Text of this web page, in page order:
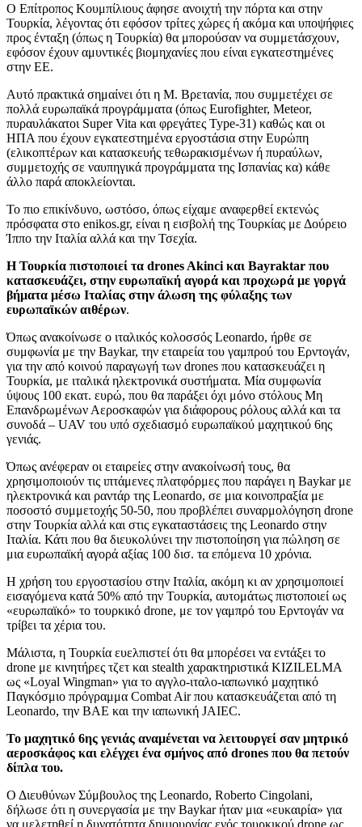
Ο Επίτροπος Κουμπίλιους άφησε ανοιχτή την πόρτα και στην
Τουρκία, λέγοντας ότι εφόσον τρίτες χώρες ή ακόμα και υποψήφιες
προς ένταξη (όπως η Τουρκία) θα μπορούσαν να συμμετάσχουν,
εφόσον έχουν αμυντικές βιομηχανίες που είναι εγκατεστημένες
στην ΕΕ.
Αυτό πρακτικά σημαίνει ότι η Μ. Βρετανία, που συμμετέχει σε
πολλά ευρωπαϊκά προγράμματα (όπως Eurofighter, Meteor,
πυραυλάκατοι Super Vita και φρεγάτες Type-31) καθώς και οι
ΗΠΑ που έχουν εγκατεστημένα εργοστάσια στην Ευρώπη
(ελικοπτέρων και κατασκευής τεθωρακισμένων ή πυραύλων,
συμμετοχής σε ναυπηγικά προγράμματα της Ισπανίας κα) κάθε
άλλο παρά αποκλείονται.
Το πιο επικίνδυνο, ωστόσο, όπως είχαμε αναφερθεί εκτενώς
πρόσφατα στο enikos.gr, είναι η εισβολή της Τουρκίας με Δούρειο
Ίππο την Ιταλία αλλά και την Τσεχία.
Η Τουρκία πιστοποιεί τα drones Akinci και Bayraktar που
κατασκευάζει, στην ευρωπαϊκή αγορά και προχωρά με γοργά
βήματα μέσω Ιταλίας στην άλωση της φύλαξης των
ευρωπαϊκών αιθέρων.
Όπως ανακοίνωσε ο ιταλικός κολοσσός Leonardo, ήρθε σε
συμφωνία με την Baykar, την εταιρεία του γαμπρού του Ερντογάν,
για την από κοινού παραγωγή των drones που κατασκευάζει η
Τουρκία, με ιταλικά ηλεκτρονικά συστήματα. Μία συμφωνία
ύψους 100 εκατ. ευρώ, που θα παράξει όχι μόνο στόλους Μη
Επανδρωμένων Αεροσκαφών για διάφορους ρόλους αλλά και τα
συνοδά – UAV του υπό σχεδιασμό ευρωπαϊκού μαχητικού 6ης
γενιάς.
Όπως ανέφεραν οι εταιρείες στην ανακοίνωσή τους, θα
χρησιμοποιούν τις ιπτάμενες πλατφόρμες που παράγει η Baykar με
ηλεκτρονικά και ραντάρ της Leonardo, σε μια κοινοπραξία με
ποσοστό συμμετοχής 50-50, που προβλέπει συναρμολόγηση drone
στην Τουρκία αλλά και στις εγκαταστάσεις της Leonardo στην
Ιταλία. Κάτι που θα διευκολύνει την πιστοποίηση για πώληση σε
μια ευρωπαϊκή αγορά αξίας 100 δισ. τα επόμενα 10 χρόνια.
Η χρήση του εργοστασίου στην Ιταλία, ακόμη κι αν χρησιμοποιεί
εισαγόμενα κατά 50% από την Τουρκία, αυτομάτως πιστοποιεί ως
«ευρωπαϊκό» το τουρκικό drone, με τον γαμπρό του Ερντογάν να
τρίβει τα χέρια του.
Μάλιστα, η Τουρκία ευελπιστεί ότι θα μπορέσει να εντάξει το
drone με κινητήρες τζετ και stealth χαρακτηριστικά KIZILELMA
ως «Loyal Wingman» για το αγγλο-ιταλο-ιαπωνικό μαχητικό
Παγκόσμιο πρόγραμμα Combat Air που κατασκευάζεται από τη
Leonardo, την BAE και την ιαπωνική JAIEC.
Το μαχητικό 6ης γενιάς αναμένεται να λειτουργεί σαν μητρικό
αεροσκάφος και ελέγχει ένα σμήνος από drones που θα πετούν
δίπλα του.
Ο Διευθύνων Σύμβουλος της Leonardo, Roberto Cingolani,
δήλωσε ότι η συνεργασία με την Baykar ήταν μια «ευκαιρία» για
να μελετηθεί η δυνατότητα δημιουργίας ενός τουρκικού drone ως